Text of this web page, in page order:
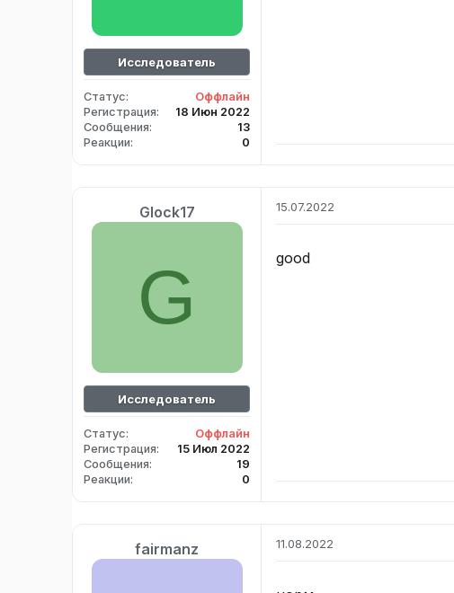
Исследователь
Статус
Оффлайн
Регистрация
18 Июн 2022
Сообщения
13
Реакции
0
Glock17
G
Исследователь
Статус
Оффлайн
Регистрация
15 Июл 2022
Сообщения
19
Реакции
0
15.07.2022
good
fairmanz 11.08.2022